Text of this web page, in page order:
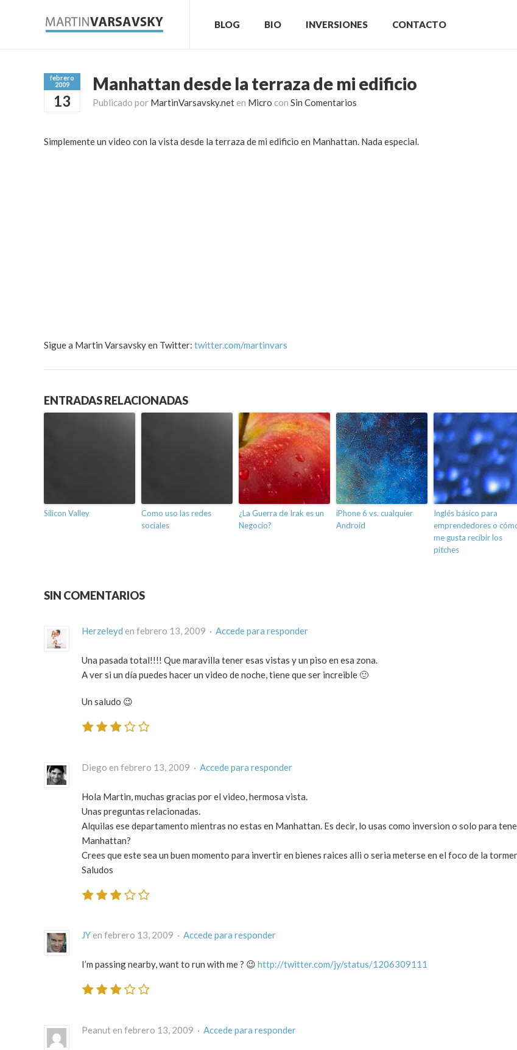
BLOG BIO INVERSIONES CONTACTO
febrero
2009
13
Manhattan desde la terraza de mi edificio
Publicado por MartinVarsavsky.net en Micro con Sin Comentarios
Simplemente un video con la vista desde la terraza de mi edificio en Manhattan. Nada especial.
Sigue a Martin Varsavsky en Twitter: twitter.com/martinvars
ENTRADAS RELACIONADAS
Silicon Valley
Como uso las redes
sociales
¿La Guerra de Irak es un
Negocio?
iPhone 6 vs. cualquier
Android
Inglés básico para
emprendedores o
me gusta recibir los
pitches
SIN COMENTARIOS
Herzeleyd en febrero 13, 2009 · Accede para responder
Una pasada total!!!! Que maravilla tener esas vistas y un piso en esa zona.
A ver si un día puedes hacer un video de noche, tiene que ser increible 🙂
Un saludo 😉
Diego en febrero 13, 2009 · Accede para responder
Hola Martin, muchas gracias por el video, hermosa vista.
Unas preguntas relacionadas.
Alquilas ese departamento mientras no estas en Manhattan. Es decir, lo usas como inversion o solo para
Manhattan?
Crees que este sea un buen momento para invertir en bienes raices alli o seria meterse en el foco de la
Saludos
JY en febrero 13, 2009 · Accede para responder
I’m passing nearby, want to run with me ? 😉 http://twitter.com/jy/status/1206309111
Peanut en febrero 13, 2009 · Accede para responder